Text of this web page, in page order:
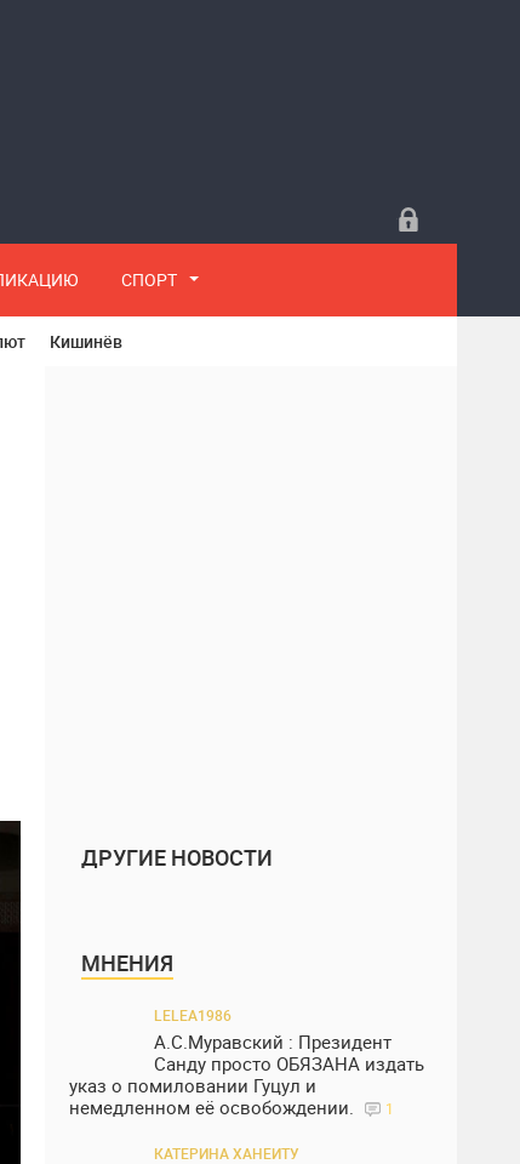
СПОРТ
Кишинёв
ДРУГИЕ НОВОСТИ
МНЕНИЯ
LELEA1986
А.С.Муравский : Президент
Санду просто ОБЯЗАНА издать
указ о помиловании Гуцул и
немедленном её освобождении.
1
КАТЕРИНА ХАНЕИТУ